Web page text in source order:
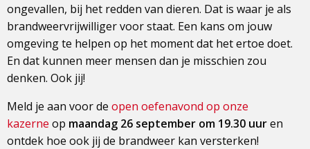
ongevallen, bij het redden van dieren. Dat is waar je als
brandweervrijwilliger voor staat. Een kans om jouw
omgeving te helpen op het moment dat het ertoe doet.
En dat kunnen meer mensen dan je misschien zou
denken. Ook jij!
Meld je aan voor de open oefenavond op onze
kazerne op maandag 26 september om 19.30 uuren
ontdek hoe ook jij de brandweer kan versterken!